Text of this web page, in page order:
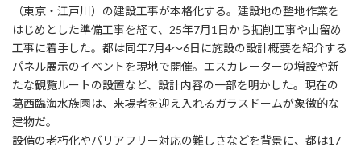
（東京・江戸川）の建設工事が本格化する。建設地の整地作業を
はじめとした準備工事を経て、25年7月1日から掘削工事や山留め
工事に着手した。都は同年7月4～6日に施設の設計概要を紹介する
パネル展示のイベントを現地で開催。エスカレーターの増設や新
たな観覧ルートの設置など、設計内容の一部を明かした。現在の
葛西臨海水族園は、来場者を迎え入れるガラスドームが象徴的な
建物だ。
設備の老朽化やバリアフリー対応の難しさなどを背景に、都は17